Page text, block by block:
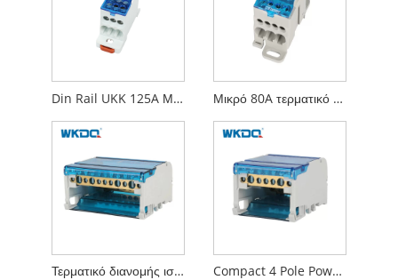
Din Rail UKK 125A Μονοπολικό Μίνι Τερματικό Μπλοκ διανομής ηλεκτρικής ενέργειας, μπλοκ βιδωτού συνδετήρα σε μπλε και γκρι Μικρό 80A τερματικό διανομής ισχύος Μονοπολικό κουτί διακλάδωσης βάσης DIN
Τερματικό διανομής ισχύος UK 411 Rail Mounted σε Γκρι και Μπλε χρώμα Compact 4 Pole Power Distribution Block Box UK 407 Προσαρμοσμένο λογότυπο διαθέσιμο